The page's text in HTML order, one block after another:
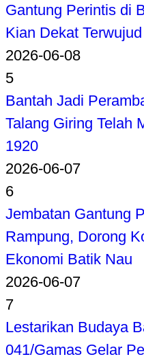
Gantung Perintis di
Kian Dekat Terwujud
2026-06-08
5
Bantah Jadi
Talang Giring Telah
1920
2026-06-07
6
Jembatan Gantung
Rampung, Dorong
Ekonomi Batik Nau
2026-06-07
7
Lestarikan Budaya
041/Gamas Gelar